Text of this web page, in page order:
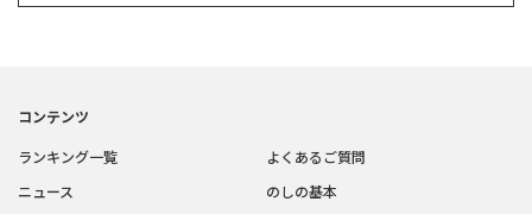
コンテンツ
ランキング一覧
ニュース
よくあるご質問
のしの基本